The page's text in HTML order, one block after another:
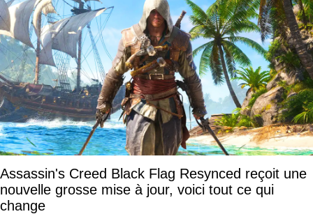
Assassin's Creed Black Flag Resynced reçoit une
nouvelle grosse mise à jour, voici tout ce qui
change